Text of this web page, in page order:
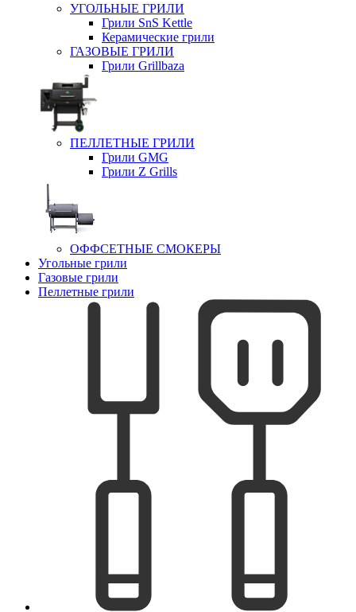
УГОЛЬНЫЕ ГРИЛИ
Грили SnS Kettle
Керамические грили
ГАЗОВЫЕ ГРИЛИ
Грили Grillbaza
ПЕЛЛЕТНЫЕ ГРИЛИ
Грили GMG
Грили Z Grills
ОФФСЕТНЫЕ СМОКЕРЫ
Угольные грили
Газовые грили
Пеллетные грили